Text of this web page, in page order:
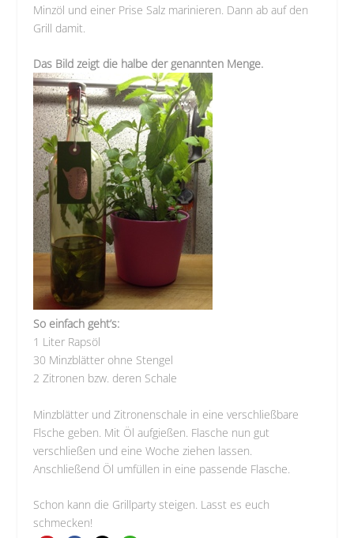
Minzöl und einer Prise Salz marinieren. Dann ab auf den
Grill damit.
Das Bild zeigt die halbe der genannten Menge.
So einfach geht’s:
1 Liter Rapsöl
30 Minzblätter ohne Stengel
2 Zitronen bzw. deren Schale
Minzblätter und Zitronenschale in eine verschließbare
Flsche geben. Mit Öl aufgießen. Flasche nun gut
verschließen und eine Woche ziehen lassen.
Anschließend Öl umfüllen in eine passende Flasche.
Schon kann die Grillparty steigen. Lasst es euch
schmecken!